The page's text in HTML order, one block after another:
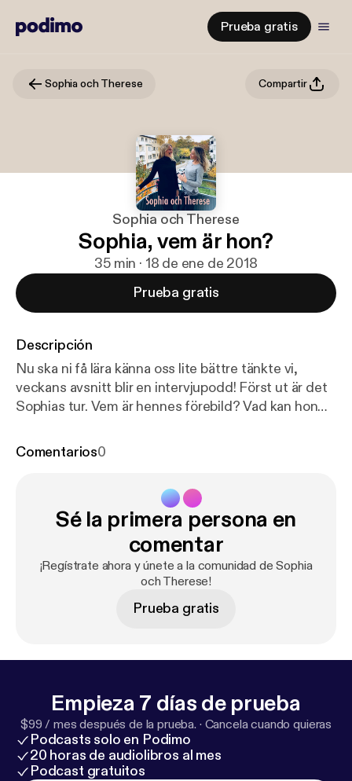
Prueba gratis
Sophia och Therese Compartir
Sophia och Therese
Sophia, vem är hon?
35 min · 18 de ene de 2018
Prueba gratis
Descripción
Nu ska ni få lära känna oss lite bättre tänkte vi,
veckans avsnitt blir en intervjupodd! Först ut är det
Sophias tur. Vem är hennes förebild? Vad kan hon
acast.com/privacy [
Comentarios0
Sé la primera persona en
comentar
¡Regístrate ahora y únete a la comunidad de Sophia
och Therese!
Prueba gratis
Empieza 7 días de prueba
$99 / mes después de la prueba. · Cancela cuando quieras
Podcasts solo en Podimo
20 horas de audiolibros al mes
Podcast gratuitos